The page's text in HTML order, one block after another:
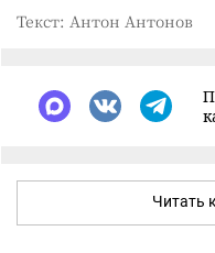
Текст: Антон Антонов
Читать